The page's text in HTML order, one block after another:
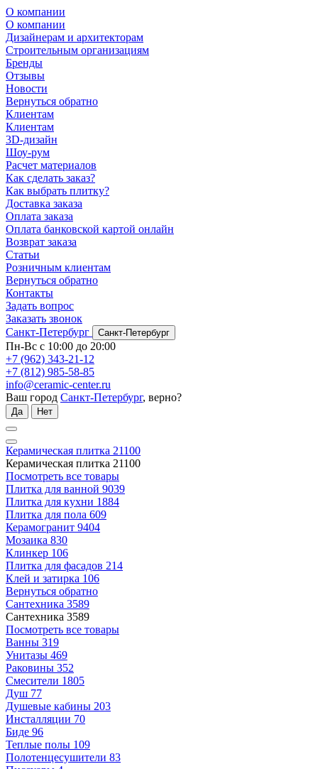
О компании
О компании
Дизайнерам и архитекторам
Строительным организациям
Бренды
Отзывы
Новости
Вернуться обратно
Клиентам
Клиентам
3D-дизайн
Шоу-рум
Расчет материалов
Как сделать заказ?
Как выбрать плитку?
Доставка заказа
Оплата заказа
Оплата банковской картой онлайн
Возврат заказа
Статьи
Розничным клиентам
Вернуться обратно
Контакты
Задать вопрос
Заказать звонок
Санкт-Петербург
Санкт-Петербург
Пн-Вс с 10:00 до 20:00
+7 (962) 343-21-12
+7 (812) 985-58-85
info@ceramic-center.ru
Ваш город Санкт-Петербург, верно?
Да Нет
Керамическая плитка 21100
Керамическая плитка 21100
Посмотреть все товары
Плитка для ванной 9039
Плитка для кухни 1884
Плитка для пола 609
Керамогранит 9404
Мозаика 830
Клинкер 106
Плитка для фасадов 214
Клей и затирка 106
Вернуться обратно
Сантехника 3589
Сантехника 3589
Посмотреть все товары
Ванны 319
Унитазы 469
Раковины 352
Смесители 1805
Душ 77
Душевые кабины 203
Инсталляции 70
Биде 96
Теплые полы 109
Полотенцесушители 83